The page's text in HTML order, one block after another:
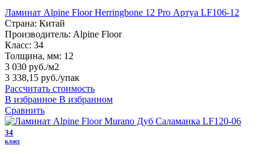
Ламинат Alpine Floor Herringbone 12 Pro Артуа LF106-12
Страна: Китай
Производитель: Alpine Floor
Класс: 34
Толщина, мм: 12
3 030 руб./м2
3 338,15 руб./упак
Рассчитать стоимость
В избранное В избранном
Сравнить
34
класс